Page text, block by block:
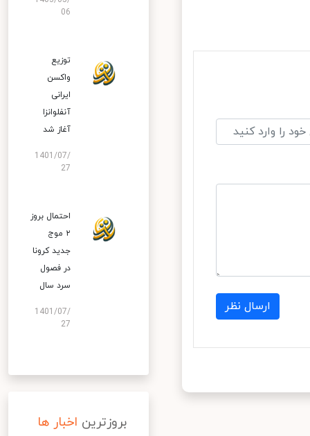
ارسال نظر
06
توزیع
واکسن
ایرانی
آنفلوانزا
آغاز شد
1401/07/
27
احتمال بروز
۲ موج
جدید کرونا
در فصول
سرد سال
1401/07/
27
بروزترین اخبار ها